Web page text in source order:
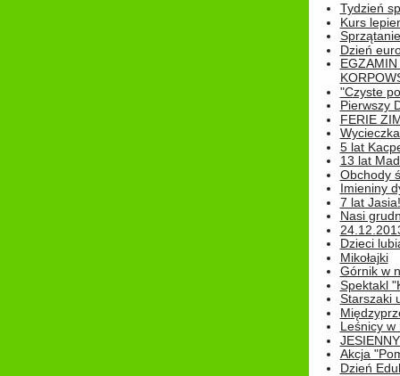
Tydzień
Kurs
Dzień
"Czyste
Pierwszy
FERIE
5 lat
13 lat
Obchody
Imieniny
7 lat Jasia!
Nasi
Dzieci
Mikołajki
Górnik w
Spektakl
Starszaki
Leśnicy w
Akcja
Dzień